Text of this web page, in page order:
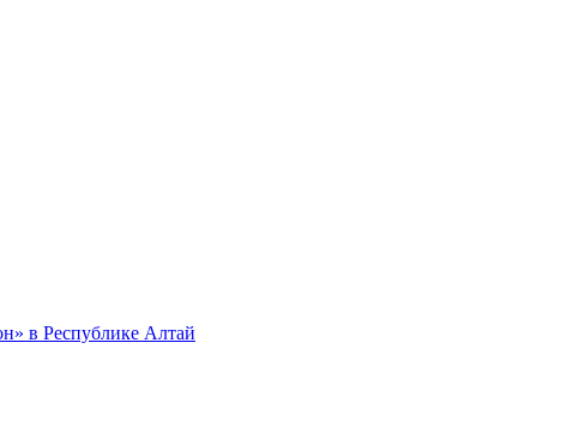
в Республике Алтай